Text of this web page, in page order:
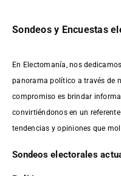
Sondeos y Encuestas
En Electomanía, nos
panorama político a través de
compromiso es brindar
convirtiéndonos en un
tendencias y opiniones que
Sondeos electorales